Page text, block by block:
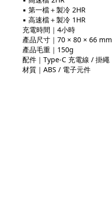
▪ 第一檔＋製冷 2HR
▪ 高速檔＋製冷 1HR
充電時間｜4小時
產品尺寸｜70 × 80 × 66 mm
產品毛重｜150g
配件｜Type-C 充電線 / 掛繩
材質｜ABS / 電子元件